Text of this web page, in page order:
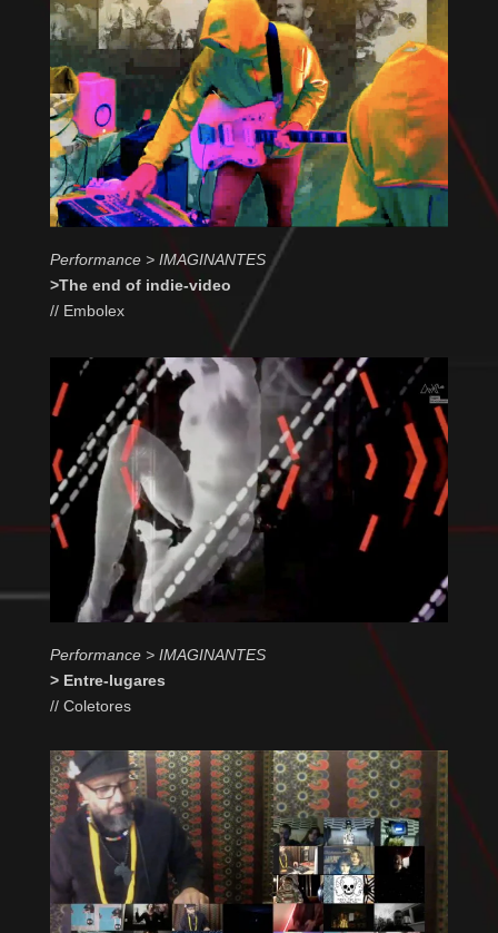
Performance > IMAGINANTES
>The end of indie-video
// Embolex
Performance > IMAGINANTES
> Entre-lugares
// Coletores